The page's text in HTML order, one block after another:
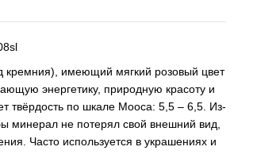
кремния), имеющий мягкий розовый цвет
энергетику, природную красоту и
твёрдость по шкале Мооса: 5,5 – 6,5. Из-
минерал не потерял свой внешний вид,
Часто используется в украшениях и